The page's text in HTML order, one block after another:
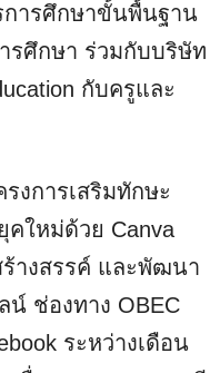
ารศึกษาขั้นพื้นฐาน
รศึกษา ร่วมกับบริษัท
กับครูและ
งการเสริมทักษะ
คใหม่ด้วย Canva
ร้างสรรค์ และพัฒนา
ช่องทาง OBEC
ระหว่างเดือน